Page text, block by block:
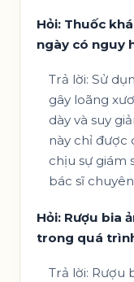
Hỏi: Thuốc
ngày có nguy
Trả lời: Sử
gây loãng
dày và suy
này chỉ được
chịu sự giám
bác sĩ
Hỏi: Rượu bia
trong quá
Trả lời: Rượu